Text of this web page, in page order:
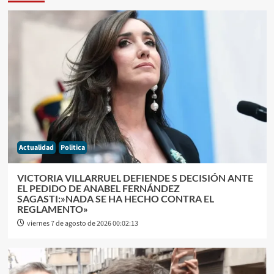
Actualidad Politica
VICTORIA VILLARRUEL DEFIENDE S DECISIÓN ANTE
EL PEDIDO DE ANABEL FERNÁNDEZ
SAGASTI:»NADA SE HA HECHO CONTRA EL
REGLAMENTO»
viernes 7 de agosto de 2026 00:02:13